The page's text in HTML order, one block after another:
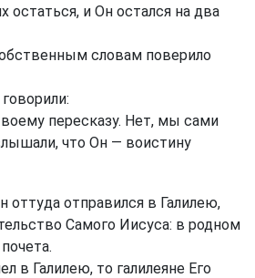
остаться, и Он остался на два
словам поверило
пересказу. Нет, мы сами
что Он — воистину
оттуда отправился в Галилею,
Самого Иисуса: в родном
в Галилею, то галилеяне Его